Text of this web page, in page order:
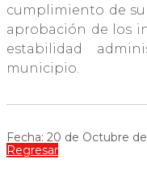
cumplimiento de
aprobación de los
estabilidad
municipio.
Fecha: 20 de Octubre
Regresar